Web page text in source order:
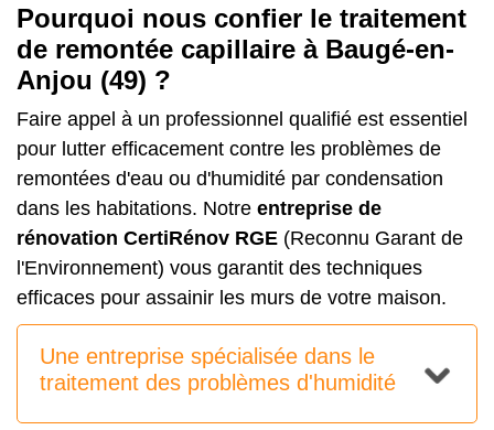
Pourquoi nous confier le traitement
de remontée capillaire à Baugé-en-
Anjou (49) ?
Faire appel à un professionnel qualifié est essentiel
pour lutter efficacement contre les problèmes de
remontées d'eau ou d'humidité par condensation
dans les habitations. Notre entreprise de
rénovation CertiRénov RGE (Reconnu Garant de
l'Environnement) vous garantit des techniques
efficaces pour assainir les murs de votre maison.
Une entreprise spécialisée dans le
traitement des problèmes d'humidité